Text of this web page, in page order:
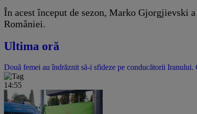
În acest început de sezon, Marko Gjorgjievski
României.
Ultima oră
Două femei au îndrăznit să-i sfideze pe conducătorii Iranului.
14:55